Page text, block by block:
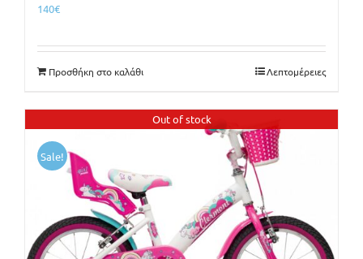
140€
Προσθήκη στο καλάθι Λεπτομέρειες
Out of stock
Sale!